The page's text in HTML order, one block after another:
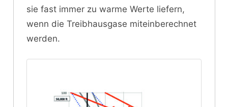
sie fast immer zu warme Werte liefern,
wenn die Treibhausgase miteinberechnet
werden.